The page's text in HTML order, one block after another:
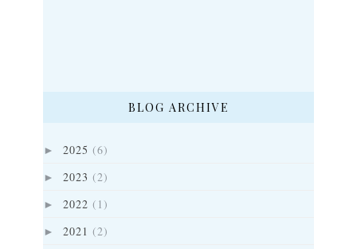
BLOG ARCHIVE
► 2025 (6)
► 2023 (2)
► 2022 (1)
► 2021 (2)